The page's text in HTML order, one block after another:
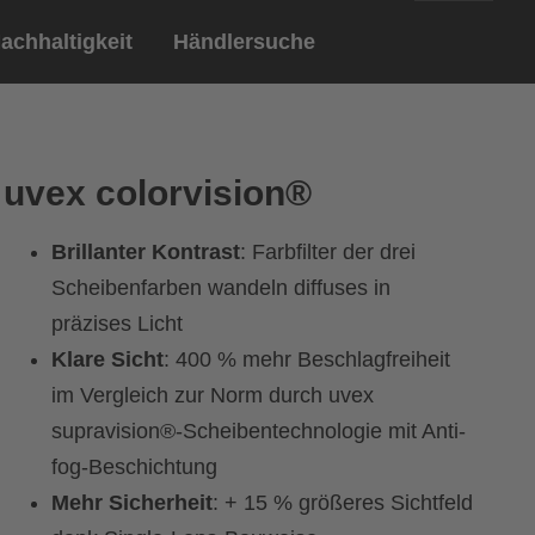
Sportbrillen
Händlersuche
Deutsch
uvex colorvision®
Brillanter Kontrast: Farbfilter der drei
Scheibenfarben wandeln diffuses in
präzises Licht
Klare Sicht: 400 % mehr Beschlagfreiheit
im Vergleich zur Norm durch uvex
supravision®-Scheibentechnologie mit Anti-
fog-Beschichtung
Mehr Sicherheit: + 15 % größeres Sichtfeld